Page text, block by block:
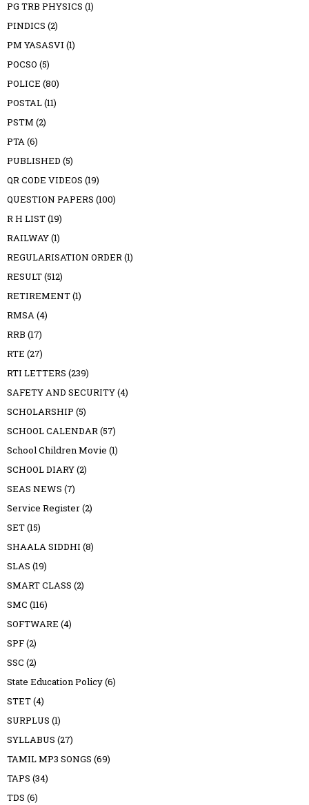
PG TRB PHYSICS (1)
PINDICS (2)
PM YASASVI (1)
POCSO (5)
POLICE (80)
POSTAL(11)
PSTM (2)
PTA(6)
PUBLISHED (5)
QR CODE VIDEOS (19)
QUESTION PAPERS (100)
R H LIST(19)
RAILWAY(1)
REGULARISATION ORDER(1)
RESULT(512)
RETIREMENT(1)
RMSA(4)
RRB (17)
RTE (27)
RTI LETTERS (239)
SAFETY AND SECURITY(4)
SCHOLARSHIP (5)
SCHOOL CALENDAR(57)
School Children Movie (1)
SCHOOL DIARY(2)
SEAS NEWS (7)
Service Register(2)
SET(15)
SHAALA SIDDHI (8)
SLAS (19)
SMART CLASS (2)
SMC (116)
SOFTWARE (4)
SPF(2)
SSC (2)
State Education Policy(6)
STET(4)
SURPLUS (1)
SYLLABUS (27)
TAMIL MP3 SONGS (69)
TAPS (34)
TDS (6)